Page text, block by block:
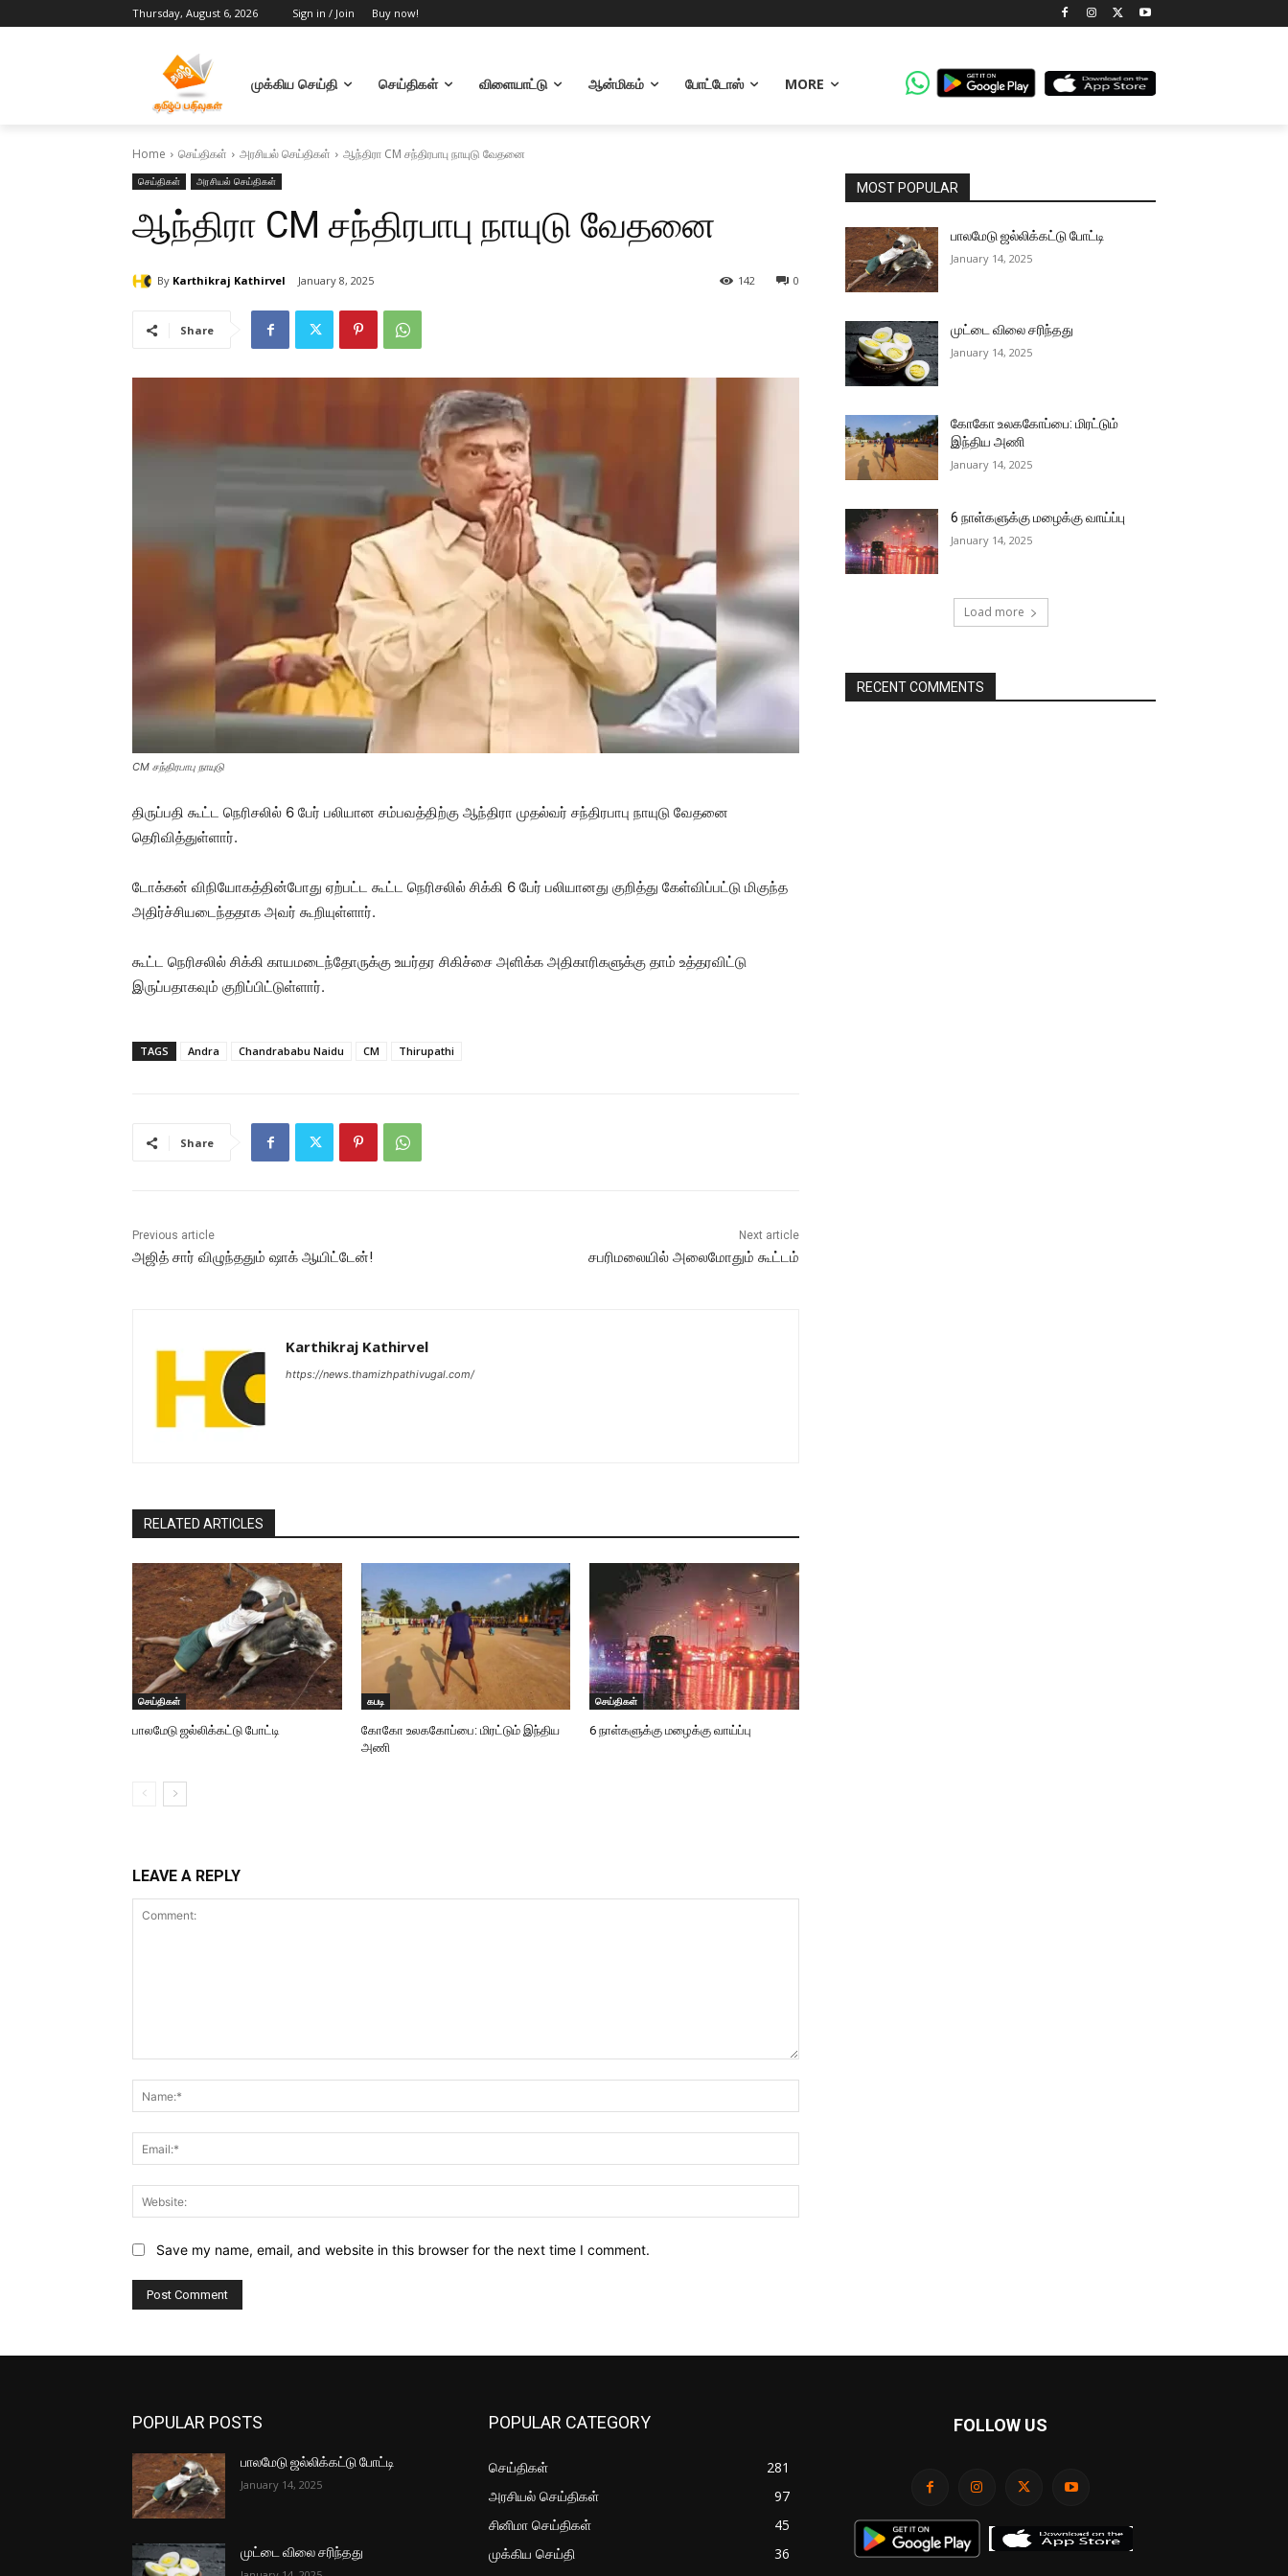
Thursday, August 6, 2026 Sign in / Join Buy now!
முக்கிய செய்தி செய்திகள் விளையாட்டு ஆன்மிகம் போட்டோஸ் MORE
Home செய்திகள் அரசியல் செய்திகள் ஆந்திரா CM சந்திரபாபு நாயுடு வேதனை
செய்திகள் அரசியல் செய்திகள்
ஆந்திரா CM சந்திரபாபு நாயுடு வேதனை
By Karthikraj Kathirvel January 8, 2025 0
142
Share
CM சந்திரபாபு நாயுடு
திருப்பதி கூட்ட நெரிசலில் 6 பேர் பலியான சம்பவத்திற்கு ஆந்திரா முதல்வர் சந்திரபாபு நாயுடு வேதனை
தெரிவித்துள்ளார்.
டோக்கன் விநியோகத்தின்போது ஏற்பட்ட கூட்ட நெரிசலில் சிக்கி 6 பேர் பலியானது குறித்து கேள்விப்பட்டு மிகுந்த
அதிர்ச்சியடைந்ததாக அவர் கூறியுள்ளார்.
கூட்ட நெரிசலில் சிக்கி காயமடைந்தோருக்கு உயர்தர சிகிச்சை அளிக்க அதிகாரிகளுக்கு தாம் உத்தரவிட்டு
இருப்பதாகவும் குறிப்பிட்டுள்ளார்.
TAGS Andra Chandrababu Naidu CM Thirupathi
Share
Previous article
அஜித் சார் விழுந்ததும் ஷாக் ஆயிட்டேன்!
Next article
சபரிமலையில் அலைமோதும் கூட்டம்
Karthikraj Kathirvel
https://news.thamizhpathivugal.com/
RELATED ARTICLES
செய்திகள்
பாலமேடு ஜல்லிக்கட்டு போட்டி
கபடி
கோகோ உலககோப்பை: மிரட்டும் இந்திய
அணி
செய்திகள்
6 நாள்களுக்கு மழைக்கு வாய்ப்பு
LEAVE A REPLY
Save my name, email, and website in this browser for the next time I comment.
MOST POPULAR
பாலமேடு ஜல்லிக்கட்டு போட்டி
January 14, 2025
முட்டை விலை சரிந்தது
January 14, 2025
கோகோ உலககோப்பை: மிரட்டும்
இந்திய அணி
January 14, 2025
6 நாள்களுக்கு மழைக்கு வாய்ப்பு
January 14, 2025
Load more
RECENT COMMENTS
POPULAR POSTS
பாலமேடு ஜல்லிக்கட்டு போட்டி
January 14, 2025
முட்டை விலை சரிந்தது
POPULAR CATEGORY
செய்திகள்
281
அரசியல் செய்திகள்
97
சினிமா செய்திகள்
45
முக்கிய செய்தி
36
FOLLOW US